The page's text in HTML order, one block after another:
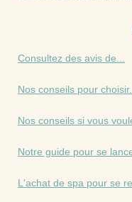
Consultez des avis de...
Nos conseils pour choisir...
Nos conseils si vous
Notre guide pour se
L'achat de spa pour se